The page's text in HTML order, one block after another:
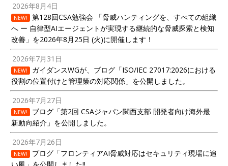
2026年8月4日
NEW!
第128回CSA勉強会 「脅威ハンティングを、すべての組織
へ ー 自律型AIエージェントが実現する継続的な脅威探索と検知
改善」を2026年8月25日 (火)に開催します！
2026年7月31日
NEW!
ガイダンスWGが、ブログ「ISO/IEC 27017:2026における
役割の位置付けと管理策の対応関係」を公開しました。
2026年7月27日
NEW!
ブログ「第2回 CSAジャパン関西支部 開発者向け海外最
新動向紹介」を公開しました。
2026年7月26日
NEW!
ブログ「フロンティアAI脅威対応はセキュリティ現場に追